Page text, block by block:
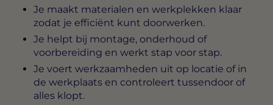
Je maakt materialen en werkplekken klaar
zodat je efficiënt kunt doorwerken.
Je helpt bij montage, onderhoud of
voorbereiding en werkt stap voor stap.
Je voert werkzaamheden uit op locatie of in
de werkplaats en controleert tussendoor of
alles klopt.